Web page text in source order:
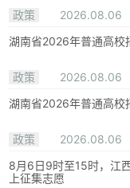
政策
2026.08.06
湖南省2026年普通高校
政策 2026.08.06
湖南省2026年普通高校
政策 2026.08.06
8月6日9时至15时，江
上征集志愿